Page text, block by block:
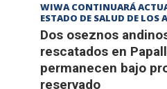
WIWA CONTINUARÁ
ESTADO DE SALUD DE LOS
Dos oseznos
rescatados en
permanecen bajo
reservado